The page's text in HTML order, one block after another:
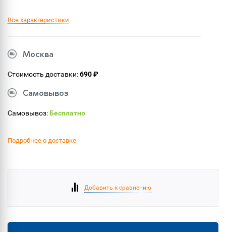
Все характеристики
Москва
Стоимость доставки:690 ₽
Самовывоз
Самовывоз:Бесплатно
Подробнее о доставке
Добавить к сравнению